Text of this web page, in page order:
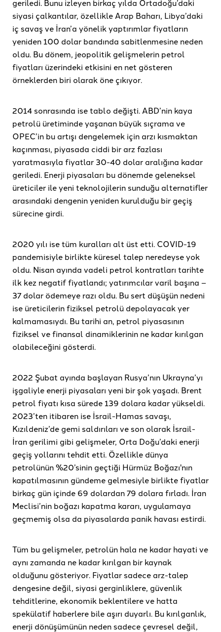
geriledi. Bunu izleyen birkaç yılda Ortadoğu’daki
siyasi çalkantılar, özellikle Arap Baharı, Libya’daki
iç savaş ve İran’a yönelik yaptırımlar fiyatların
yeniden 100 dolar bandında sabitlenmesine neden
oldu. Bu dönem, jeopolitik gelişmelerin petrol
fiyatları üzerindeki etkisini en net gösteren
örneklerden biri olarak öne çıkıyor.
2014 sonrasında ise tablo değişti. ABD’nin kaya
petrolü üretiminde yaşanan büyük sıçrama ve
OPEC’in bu artışı dengelemek için arzı kısmaktan
kaçınması, piyasada ciddi bir arz fazlası
yaratmasıyla fiyatlar 30-40 dolar aralığına kadar
geriledi. Enerji piyasaları bu dönemde geleneksel
üreticiler ile yeni teknolojilerin sunduğu alternatifler
arasındaki dengenin yeniden kurulduğu bir geçiş
sürecine girdi.
2020 yılı ise tüm kuralları alt üst etti. COVID-19
pandemisiyle birlikte küresel talep neredeyse yok
oldu. Nisan ayında vadeli petrol kontratları tarihte
ilk kez negatif fiyatlandı; yatırımcılar varil başına –
37 dolar ödemeye razı oldu. Bu sert düşüşün nedeni
ise üreticilerin fiziksel petrolü depolayacak yer
kalmamasıydı. Bu tarihi an, petrol piyasasının
fiziksel ve finansal dinamiklerinin ne kadar kırılgan
olabileceğini gösterdi.
2022 Şubat ayında başlayan Rusya’nın Ukrayna’yı
işgaliyle enerji piyasaları yeni bir şok yaşadı. Brent
petrol fiyatı kısa sürede 139 dolara kadar yükseldi.
2023’ten itibaren ise İsrail-Hamas savaşı,
Kızıldeniz’de gemi saldırıları ve son olarak İsrail-
İran gerilimi gibi gelişmeler, Orta Doğu’daki enerji
geçiş yollarını tehdit etti. Özellikle dünya
petrolünün %20’sinin geçtiği Hürmüz Boğazı'nın
kapatılmasının gündeme gelmesiyle birlikte fiyatlar
birkaç gün içinde 69 dolardan 79 dolara fırladı. İran
Meclisi’nin boğazı kapatma kararı, uygulamaya
geçmemiş olsa da piyasalarda panik havası estirdi.
Tüm bu gelişmeler, petrolün hala ne kadar hayati ve
aynı zamanda ne kadar kırılgan bir kaynak
olduğunu gösteriyor. Fiyatlar sadece arz-talep
dengesine değil, siyasi gerginliklere, güvenlik
tehditlerine, ekonomik beklentilere ve hatta
spekülatif haberlere bile aşırı duyarlı. Bu kırılganlık,
enerji dönüşümünün neden sadece çevresel değil,